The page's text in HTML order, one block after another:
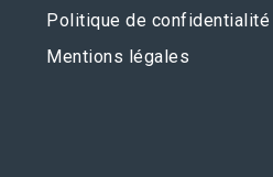
Politique de confidentialité
Mentions légales